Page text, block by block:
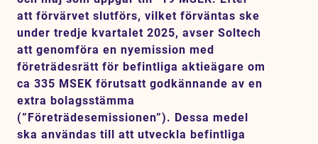
att förvärvet slutförs, vilket förväntas ske
under tredje kvartalet 2025, avser Soltech
att genomföra en nyemission med
företrädesrätt för befintliga aktieägare om
ca 335 MSEK förutsatt godkännande av en
extra bolagsstämma
(”Företrädesemissionen”). Dessa medel
ska användas till att utveckla befintliga